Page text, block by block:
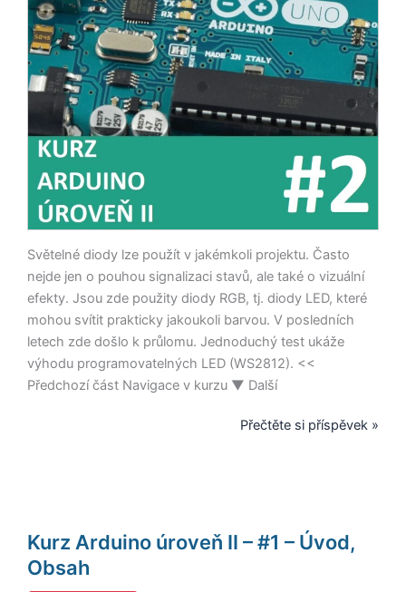
Světelné diody lze použít v jakémkoli projektu. Často
nejde jen o pouhou signalizaci stavů, ale také o vizuální
efekty. Jsou zde použity diody RGB, tj. diody LED, které
mohou svítit prakticky jakoukoli barvou. V posledních
letech zde došlo k průlomu. Jednoduchý test ukáže
výhodu programovatelných LED (WS2812). <<
Předchozí část Navigace v kurzu ▼ Další
–
RGB
LED
diody
a
Přečtěte si příspěvek »
Kurz Arduino úroveň II – #1 – Úvod,
Obsah
Arduino